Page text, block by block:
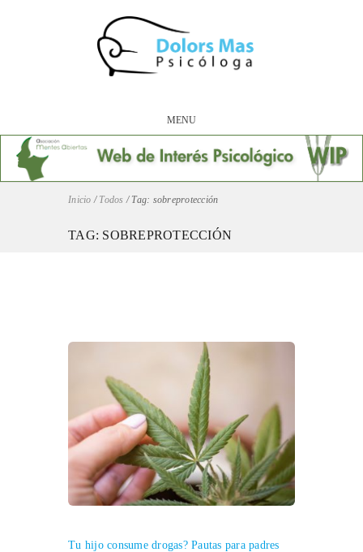
MENU
Inicio / Todos / Tag: sobreprotección
TAG: SOBREPROTECCIÓN
Tu hijo consume drogas? Pautas para padres